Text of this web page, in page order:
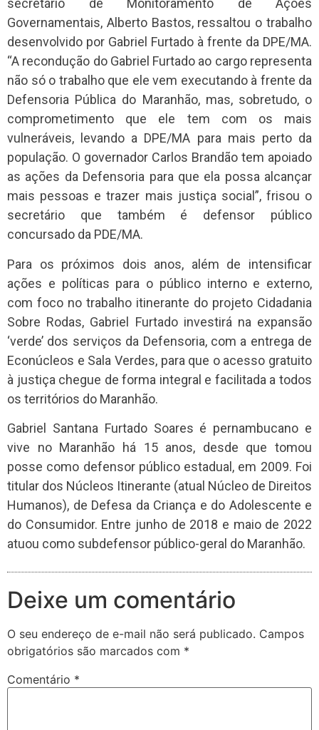
secretário de Monitoramento de Ações
Governamentais, Alberto Bastos, ressaltou o trabalho
desenvolvido por Gabriel Furtado à frente da DPE/MA.
“A recondução do Gabriel Furtado ao cargo representa
não só o trabalho que ele vem executando à frente da
Defensoria Pública do Maranhão, mas, sobretudo, o
comprometimento que ele tem com os mais
vulneráveis, levando a DPE/MA para mais perto da
população. O governador Carlos Brandão tem apoiado
as ações da Defensoria para que ela possa alcançar
mais pessoas e trazer mais justiça social”, frisou o
secretário que também é defensor público
concursado da PDE/MA.
Para os próximos dois anos, além de intensificar
ações e políticas para o público interno e externo,
com foco no trabalho itinerante do projeto Cidadania
Sobre Rodas, Gabriel Furtado investirá na expansão
‘verde’ dos serviços da Defensoria, com a entrega de
Econúcleos e Sala Verdes, para que o acesso gratuito
à justiça chegue de forma integral e facilitada a todos
os territórios do Maranhão.
Gabriel Santana Furtado Soares é pernambucano e
vive no Maranhão há 15 anos, desde que tomou
posse como defensor público estadual, em 2009. Foi
titular dos Núcleos Itinerante (atual Núcleo de Direitos
Humanos), de Defesa da Criança e do Adolescente e
do Consumidor. Entre junho de 2018 e maio de 2022
atuou como subdefensor público-geral do Maranhão.
Deixe um comentário
O seu endereço de e-mail não será publicado. Campos
obrigatórios são marcados com *
Comentário *